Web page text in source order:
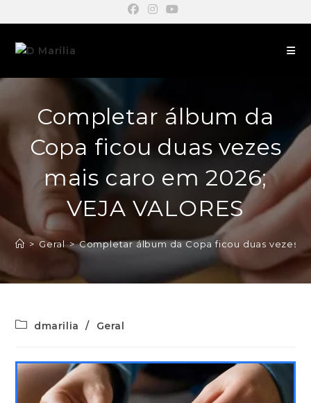
Completar álbum da
Copa ficou duas vezes
mais caro em 2026;
VEJA VALORES
> Geral > Completar álbum da Copa ficou duas vezes
dmarilia / Geral